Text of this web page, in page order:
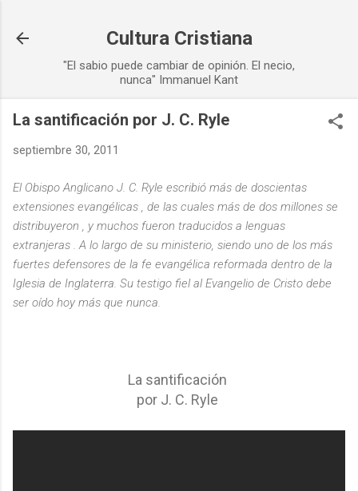
Cultura Cristiana
"El sabio puede cambiar de opinión. El necio,
nunca" Immanuel Kant
La santificación por J. C. Ryle
septiembre 30, 2011
El Obispo Anglicano J. C. Ryle escribió más de doscientas
extensiones evangélicas , de las cuales más de dos millones se
distribuyeron , y muchos fueron traducidos a lenguas
extranjeras . A lo largo de su ministerio, siendo uno de los más
fuertes defensores de la fe evangélica reformada dentro de la
Iglesia de Inglaterra. Su testigo fiel al Evangelio de Cristo debe
ser oído hoy más que nunca.
La santificación
por J. C. Ryle